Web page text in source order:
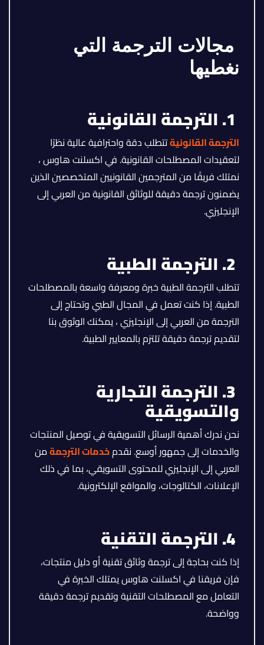
مجالات الترجمة التي
نغطيها
الترجمة القانونيةتتطلب دقة واحترافية عالية نظرًا
لتعقيدات المصطلحات القانونية. في اكسلنت هاوس ،
نمتلك فريقًا من المترجمين القانونيين المتخصصين الذين
يضمنون ترجمة دقيقة للوثائق القانونية من العربي إلى
الإنجليزي.
تتطلب الترجمة الطبية خبرة ومعرفة واسعة بالمصطلحات
الطبية. إذا كنت تعمل في المجال الطبي وتحتاج إلى
الترجمة من العربي إلى الإنجليزي ، يمكنك الوثوق بنا
لتقديم ترجمة دقيقة تلتزم بالمعايير الطبية.
3. الترجمة التجارية
والتسويقية
نحن ندرك أهمية الرسائل التسويقية في توصيل المنتجات
والخدمات إلى جمهور أوسع. نقدمخدمات الترجمةمن
العربي إلى الإنجليزي للمحتوى التسويقي، بما في ذلك
الإعلانات، الكتالوجات، والمواقع الإلكترونية.
إذا كنت بحاجة إلى ترجمة وثائق تقنية أو دليل منتجات،
فإن فريقنا في اكسلنت هاوس يمتلك الخبرة في
التعامل مع المصطلحات التقنية وتقديم ترجمة دقيقة
وواضحة.